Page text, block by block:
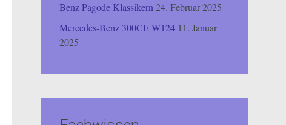
Benz Pagode Klassikern 24. Februar 2025
Mercedes-Benz 300CE W124 11. Januar
2025